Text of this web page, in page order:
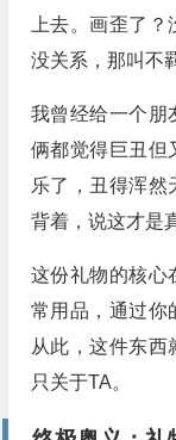
上去。画歪了
没关系，那叫不
我曾经给一个朋
俩都觉得巨丑但
乐了，丑得浑然
背着，说这才是
这份礼物的核心
常用品，通过你
从此，这件东
只关于TA。